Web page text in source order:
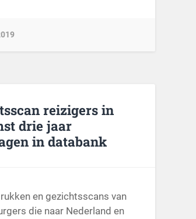
reizigers in
drie jaar
in databank
en gezichtsscans van
die naar Nederland en